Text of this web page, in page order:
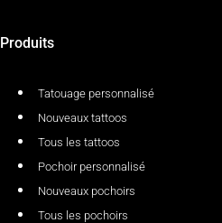
Produits
Tatouage personnalisé
Nouveaux tattoos
Tous les tattoos
Pochoir personnalisé
Nouveaux pochoirs
Tous les pochoirs